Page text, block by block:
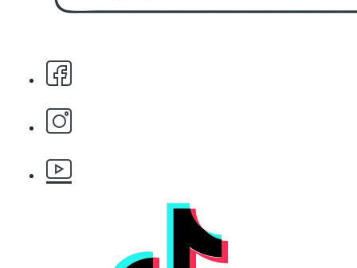
Клипс тип щъркел 1 брой